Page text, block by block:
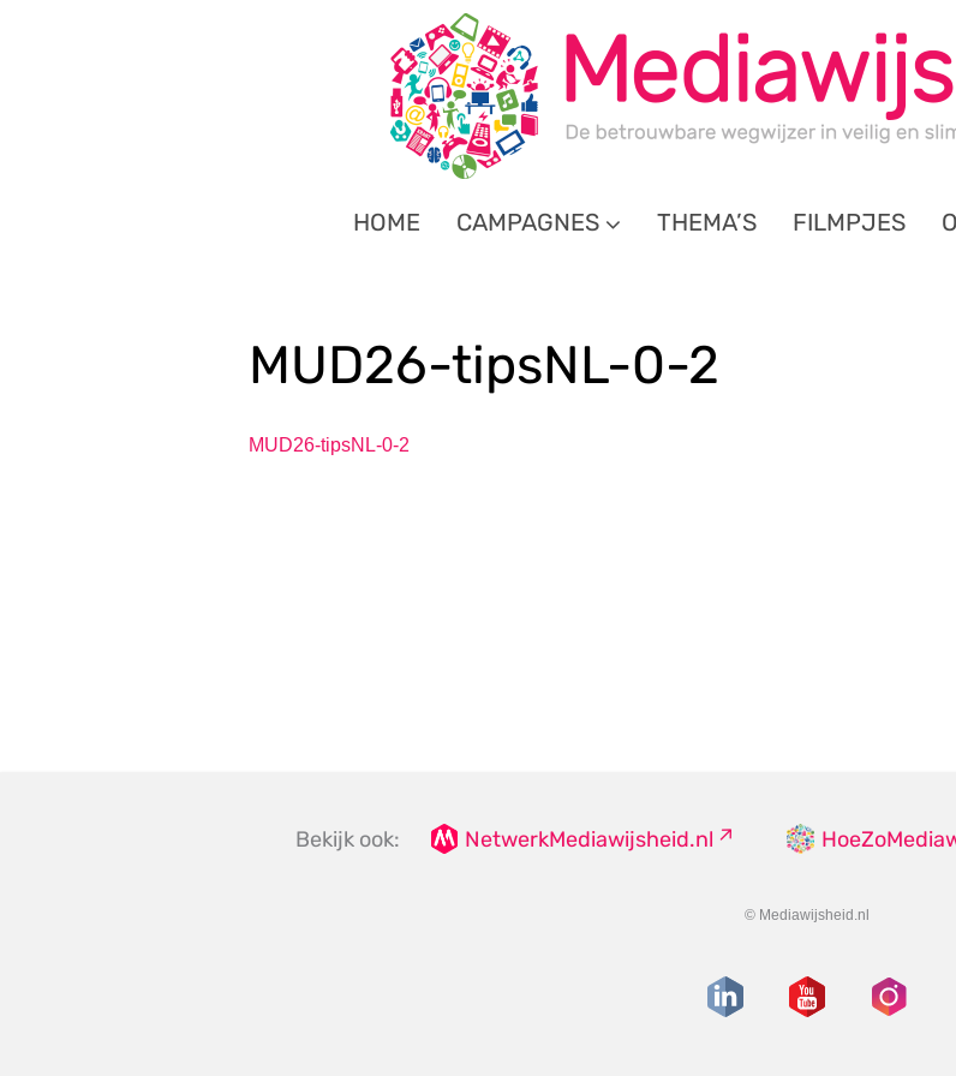
HOME CAMPAGNES THEMA’S FILMPJES
MUD26-tipsNL-0-2
MUD26-tipsNL-0-2
Bekijk ook: NetwerkMediawijsheid.nl
© Mediawijsheid.nl